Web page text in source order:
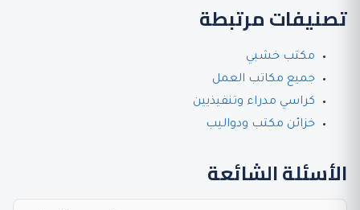
تصنيفات مرتبطة
مكتب خشبي
جميع مكاتب العمل
كراسي مدراء وتنفيذيين
خزائن مكتب ودواليب
الأسئلة الشائعة